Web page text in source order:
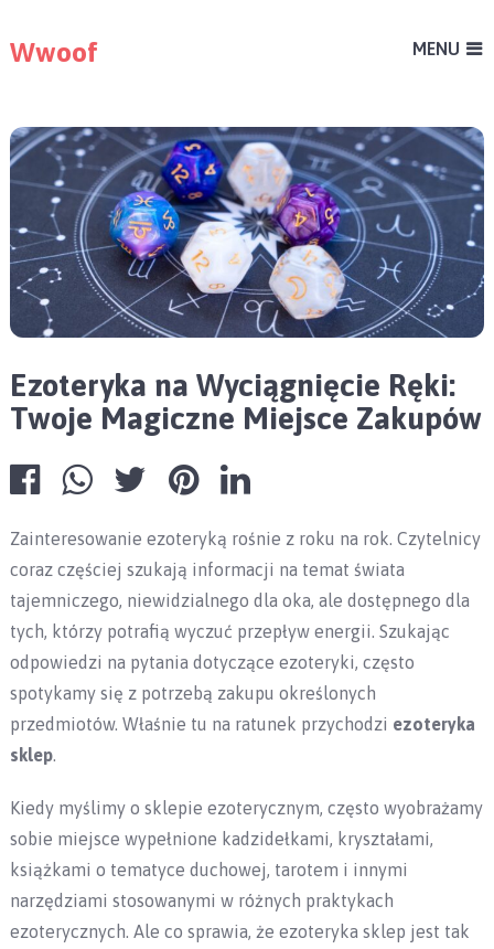
Wwoof MENU
Ezoteryka na Wyciągnięcie Ręki:
Twoje Magiczne Miejsce Zakupów
Zainteresowanie ezoteryką rośnie z roku na rok. Czytelnicy
coraz częściej szukają informacji na temat świata
tajemniczego, niewidzialnego dla oka, ale dostępnego dla
tych, którzy potrafią wyczuć przepływ energii. Szukając
odpowiedzi na pytania dotyczące ezoteryki, często
spotykamy się z potrzebą zakupu określonych
przedmiotów. Właśnie tu na ratunek przychodzi ezoteryka
sklep.
Kiedy myślimy o sklepie ezoterycznym, często wyobrażamy
sobie miejsce wypełnione kadzidełkami, kryształami,
książkami o tematyce duchowej, tarotem i innymi
narzędziami stosowanymi w różnych praktykach
ezoterycznych. Ale co sprawia, że ezoteryka sklep jest tak